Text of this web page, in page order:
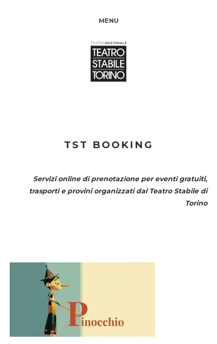
MENU
TST BOOKING
Servizi online di prenotazione per eventi gratuiti,
trasporti e provini organizzati dal Teatro Stabile di
Torino